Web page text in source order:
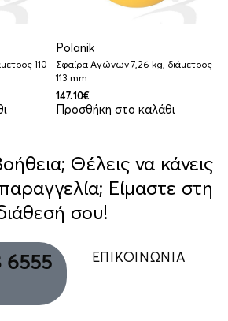
110
Polanik
Σφαίρα Αγώνων 7,26 kg, διάμετρος
113 mm
147.10€
Προσθήκη στο καλάθι
Θέλεις να κάνεις
Είμαστε στη
σου!
6555 ΕΠΙΚΟΙΝΩΝΙΑ